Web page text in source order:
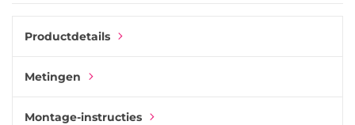
allemaal met de stalen staaf die zorgvuldig wordt
lokale leerfabrikant in Småland, Zweden. De messing staaf
gelooid leer uit het Zweedse Tärnsjö.
Productdetails
Metingen
Montage-instructies